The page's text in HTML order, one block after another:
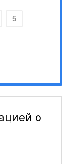
5
о